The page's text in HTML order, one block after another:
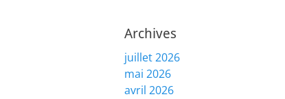
Archives
juillet 2026
mai 2026
avril 2026